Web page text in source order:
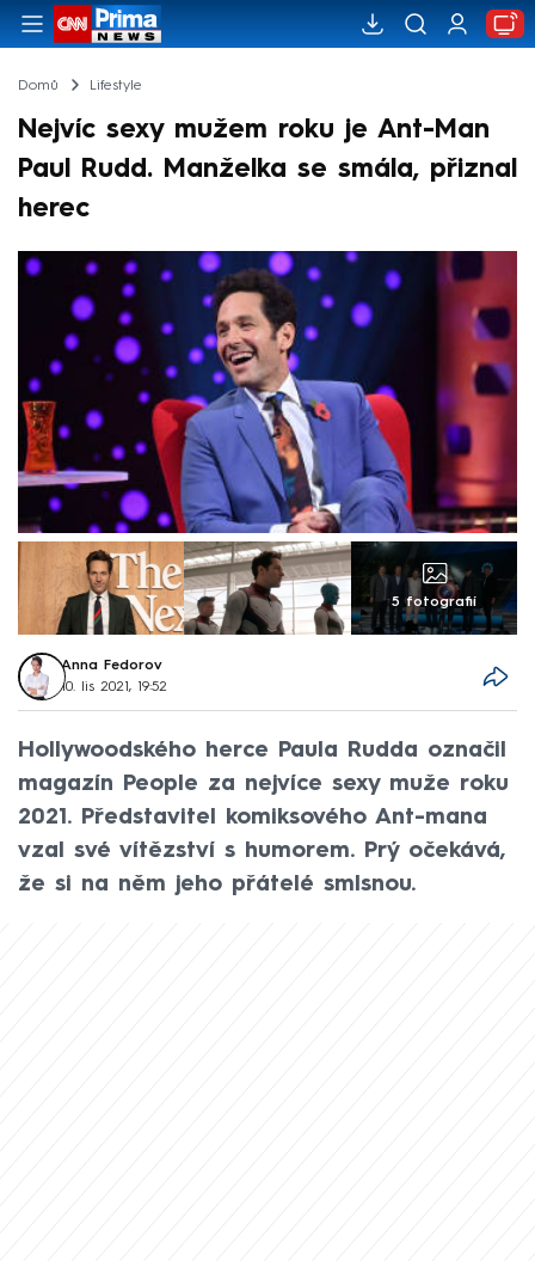
Domů Lifestyle
Nejvíc sexy mužem roku je Ant-Man
Paul Rudd. Manželka se smála, přiznal
herec
5 fotografií
Anna Fedorov
10. lis 2021, 19:52
Hollywoodského herce Paula Rudda označil
magazín People za nejvíce sexy muže roku
2021. Představitel komiksového Ant-mana
vzal své vítězství s humorem. Prý očekává,
že si na něm jeho přátelé smlsnou.